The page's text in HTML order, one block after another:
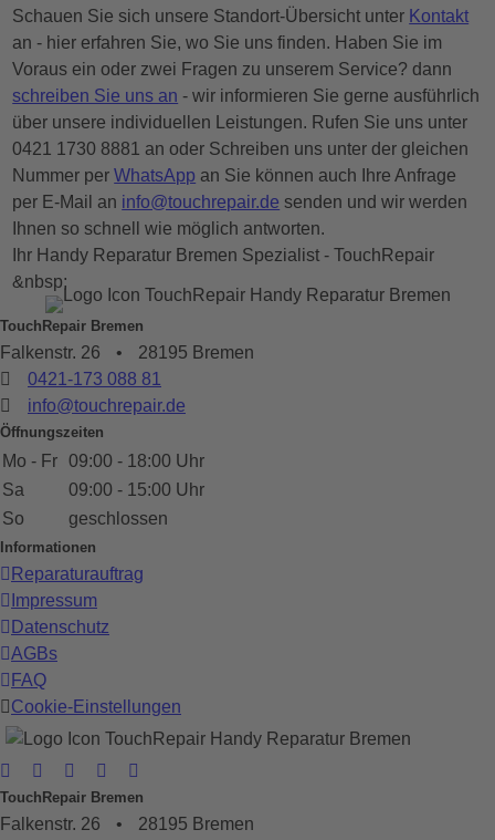
Schauen Sie sich unsere Standort-Übersicht unter Kontakt
an - hier erfahren Sie, wo Sie uns finden. Haben Sie im
Voraus ein oder zwei Fragen zu unserem Service? dann
schreiben Sie uns an - wir informieren Sie gerne ausführlich
über unsere individuellen Leistungen. Rufen Sie uns unter
0421 1730 8881 an oder Schreiben uns unter der gleichen
Nummer perWhatsApp an Sie können auch Ihre Anfrage
per E-Mail an info@touchrepair.de senden und wir werden
Ihnen so schnell wie möglich antworten.
Ihr Handy Reparatur Bremen Spezialist - TouchRepair
&nbsp;
TouchRepair Bremen
Falkenstr. 26 •
28195 Bremen
0421-173 088 81
info@touchrepair.de
Öffnungszeiten
Mo - Fr 09:00 - 18:00 Uhr
Sa
09:00 - 15:00 Uhr
So
geschlossen
Informationen
Reparaturauftrag
Impressum
Datenschutz
AGBs
FAQ
Cookie-Einstellungen
TouchRepair Bremen
Falkenstr. 26 •
28195 Bremen